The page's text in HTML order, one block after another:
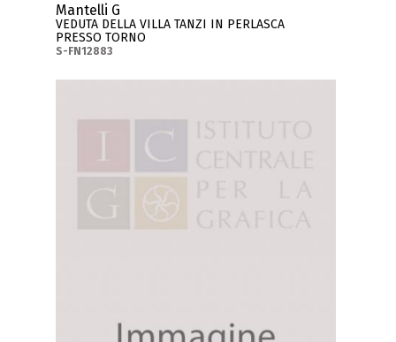
Mantelli G
VEDUTA DELLA VILLA TANZI IN PERLASCA
PRESSO TORNO
S-FN12883